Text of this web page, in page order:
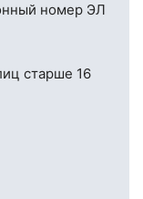
номер ЭЛ
старше 16